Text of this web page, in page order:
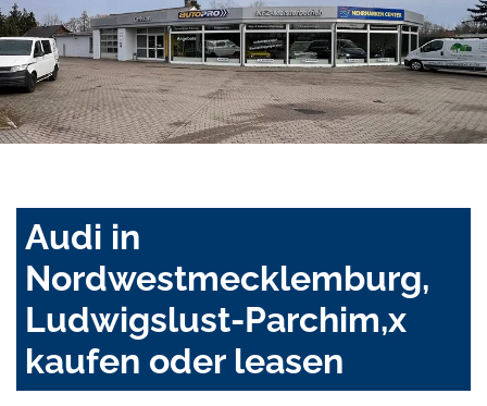
Audi in
Nordwestmecklemburg,
Ludwigslust-Parchim,x
kaufen oder leasen